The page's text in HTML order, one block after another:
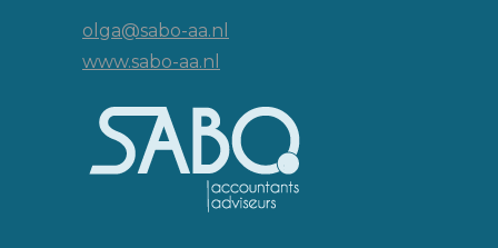
olga@sabo-aa.nl
www.sabo-aa.nl